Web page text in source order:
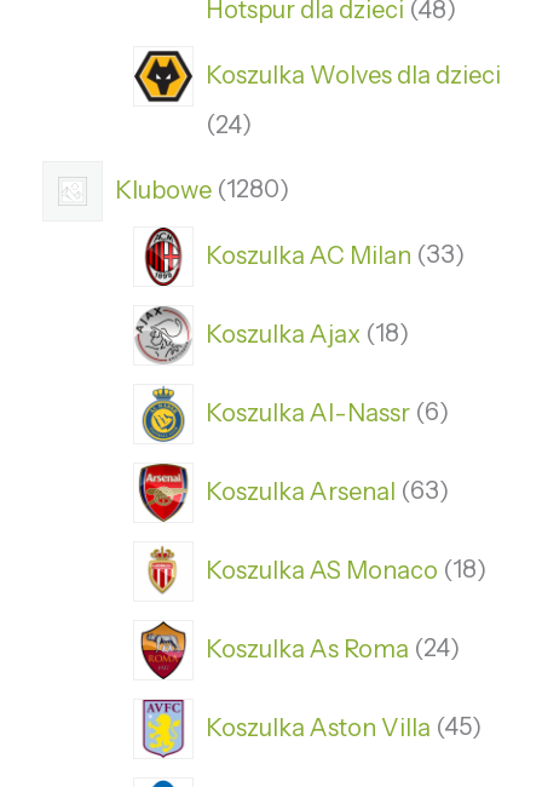
Hotspur dla dzieci 48
Koszulka Wolves dla dzieci
24
Klubowe 1280
Koszulka AC Milan 33
Koszulka Ajax 18
Koszulka Al-Nassr 6
Koszulka Arsenal 63
Koszulka AS Monaco 18
Koszulka As Roma 24
Koszulka Aston Villa 45